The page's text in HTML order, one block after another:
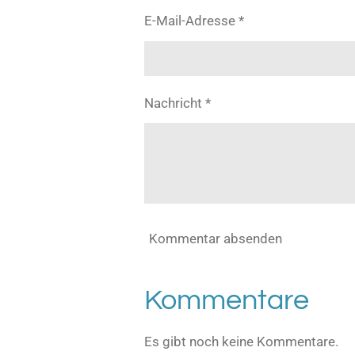
E-Mail-Adresse *
Nachricht *
Kommentar absenden
Kommentare
Es gibt noch keine Kommentare.